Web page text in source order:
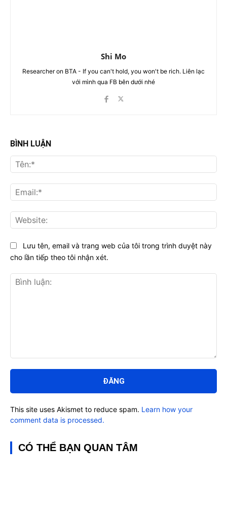
Shi Mo
Researcher on BTA - If you can't hold, you won't be rich. Liên lạc
với mình qua FB bên dưới nhé
BÌNH LUẬN
luận:
Lưu tên, email và trang web của tôi trong trình duyệt này
cho lần tiếp theo tôi nhận xét.
This site uses Akismet to reduce spam. Learn how your
comment data is processed.
CÓ THỂ BẠN QUAN TÂM